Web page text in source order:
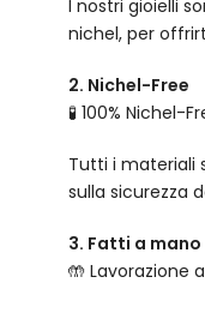
I nostri gioielli
nichel, per
2. Nichel-Free
🧪 100% Nichel-
Tutti i materiali
sulla sicurezza
3. Fatti a mano
🤲 Lavorazione